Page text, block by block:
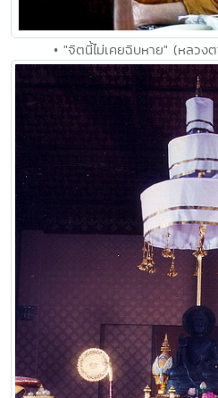
• "จิตนี้ไม่เคยฉิบหาย" (หลว